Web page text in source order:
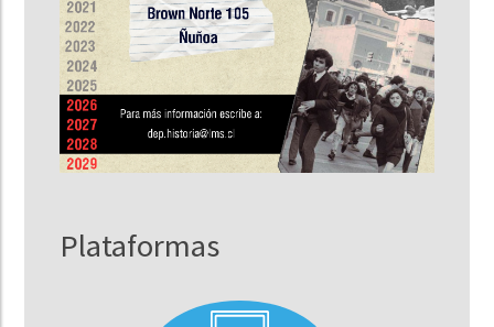
Plataformas